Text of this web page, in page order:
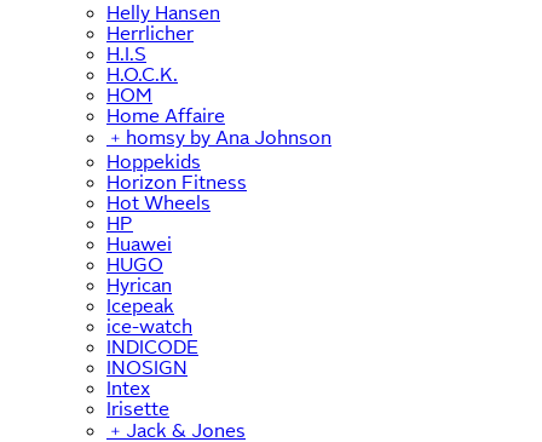
Helly Hansen
Herrlicher
H.I.S
H.O.C.K.
HOM
Home Affaire
﹢ homsy by Ana Johnson
Hoppekids
Horizon Fitness
Hot Wheels
HP
Huawei
HUGO
Hyrican
Icepeak
ice-watch
INDICODE
INOSIGN
Intex
Irisette
﹢ Jack & Jones